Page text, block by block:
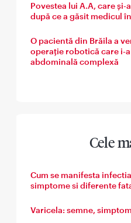
Povestea lui A.A, care
după ce a găsit medicul
O pacientă din Brăila a
operație robotică care i-
abdominală complexă
Cele
Cum se manifesta
simptome si diferente
Varicela: semne,